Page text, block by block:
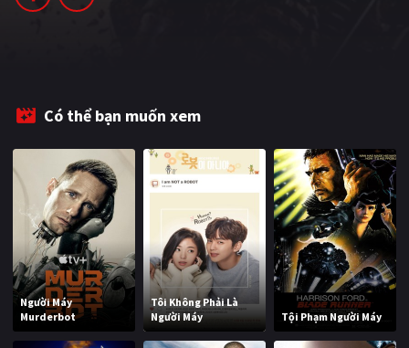
TUYỂN TẬP PHIM
BLOG
Có thể bạn muốn xem
Người Máy
Murderbot
Tôi Không Phải Là
Người Máy
Tội Phạm Người Máy